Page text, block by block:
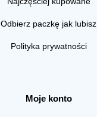
Odbierz paczkę jak lubisz
Polityka prywatności
Moje konto